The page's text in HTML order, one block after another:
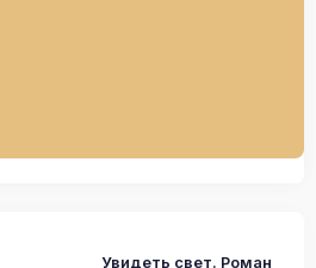
Увидеть свет. Роман